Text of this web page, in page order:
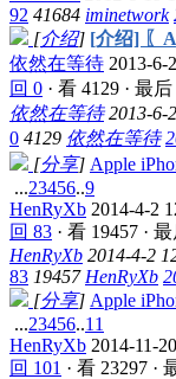
92 41684 iminetwork
[介绍] [介绍] 〖
依然在等待 2013-6-
回 0 · 看 4129 · 最后
依然在等待 2013-6-
0 4129 依然在等待
[分享] Apple
...23456..9
HenRyXb 2014-4-2
回 83 · 看 19457 · 最
HenRyXb 2014-4-2
83 19457 HenRyXb
[分享] Apple
...23456..11
HenRyXb 2014-11-
回 101 · 看 23297 ·